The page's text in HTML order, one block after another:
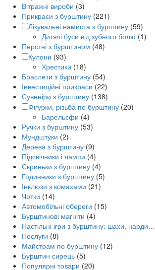
Вітражні вироби (3)
Прикраси з бурштину (221)
Лікувальні намиста з бурштину (59)
Дитячі буси від зубного болю (1)
Перстні з бурштином (48)
Кулони (93)
Хрестики (18)
Браслети з бурштину (54)
Інвестиційні прикраси (22)
Сувеніри з бурштину (138)
Фігурки, різьба по бурштину (20)
Барельєфи (4)
Ручки з бурштину (53)
Мундштуки (2)
Дерева з бурштину (9)
Підсвічники і лампи (4)
Скриньки з бурштину (4)
Годинники з бурштину (5)
Інклюзи з комахами (21)
Чотки (14)
Автомобільні обереги (15)
Бурштинові магніти (4)
Настільні ігри з бурштину: шахи, нарди…
Послуги (8)
Майстрам по бурштину (12)
Бурштин сирець (5)
Популярні товари (20)